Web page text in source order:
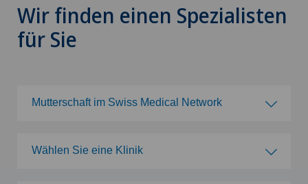
Wir finden einen Spezialisten
für Sie
Mutterschaft im Swiss Medical Network
Wählen Sie eine Klinik